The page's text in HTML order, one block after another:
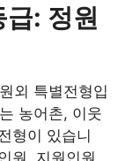
: 정원
외 특별전형입
농어촌, 이웃
형이 있습니
원, 지원인원,